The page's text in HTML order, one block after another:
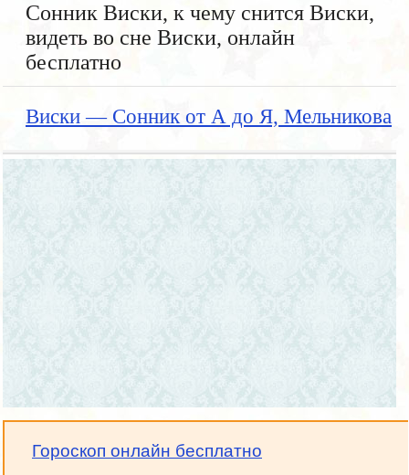
Сонник Виски, к чему снится Виски,
видеть во сне Виски, онлайн
бесплатно
Виски — Сонник от А до Я, Мельникова
Гороскоп онлайн бесплатно